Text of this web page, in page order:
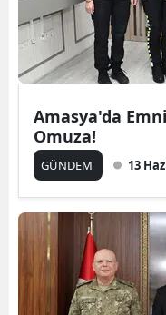
Amasya'da
Omuza!
GÜNDEM 13